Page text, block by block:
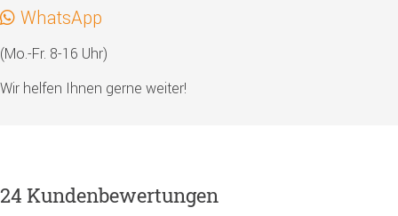
WhatsApp
(Mo.-Fr. 8-16 Uhr)
Wir helfen Ihnen gerne weiter!
24 Kundenbewertungen